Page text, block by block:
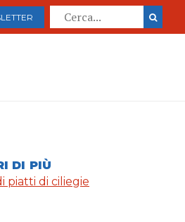
DI PIÙ
piatti di ciliegie